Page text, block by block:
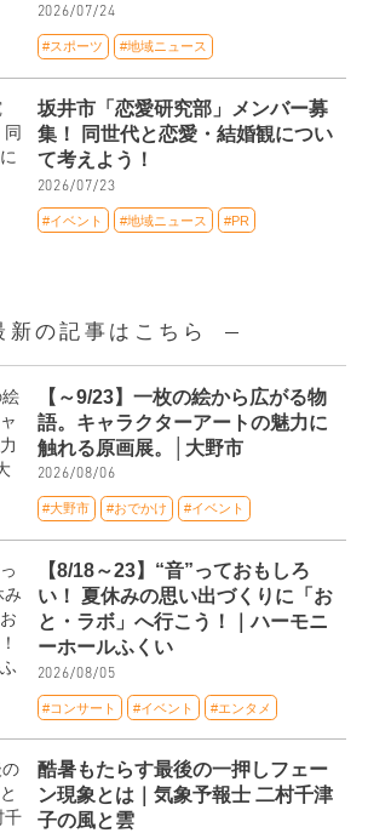
2026/07/24
#スポーツ #地域ニュース
坂井市「恋愛研究部」メンバー募
集！ 同世代と恋愛・結婚観につい
て考えよう！
2026/07/23
#イベント #地域ニュース #PR
新の記事はこちら
【～9/23】一枚の絵から広がる物
語。キャラクターアートの魅力に
触れる原画展。│大野市
2026/08/06
#大野市 #おでかけ #イベント
【8/18～23】“音”っておもしろ
い！ 夏休みの思い出づくりに「お
と・ラボ」へ行こう！｜ハーモニ
ーホールふくい
2026/08/05
#コンサート #イベント #エンタメ
酷暑もたらす最後の一押しフェー
ン現象とは｜気象予報士 二村千津
子の風と雲